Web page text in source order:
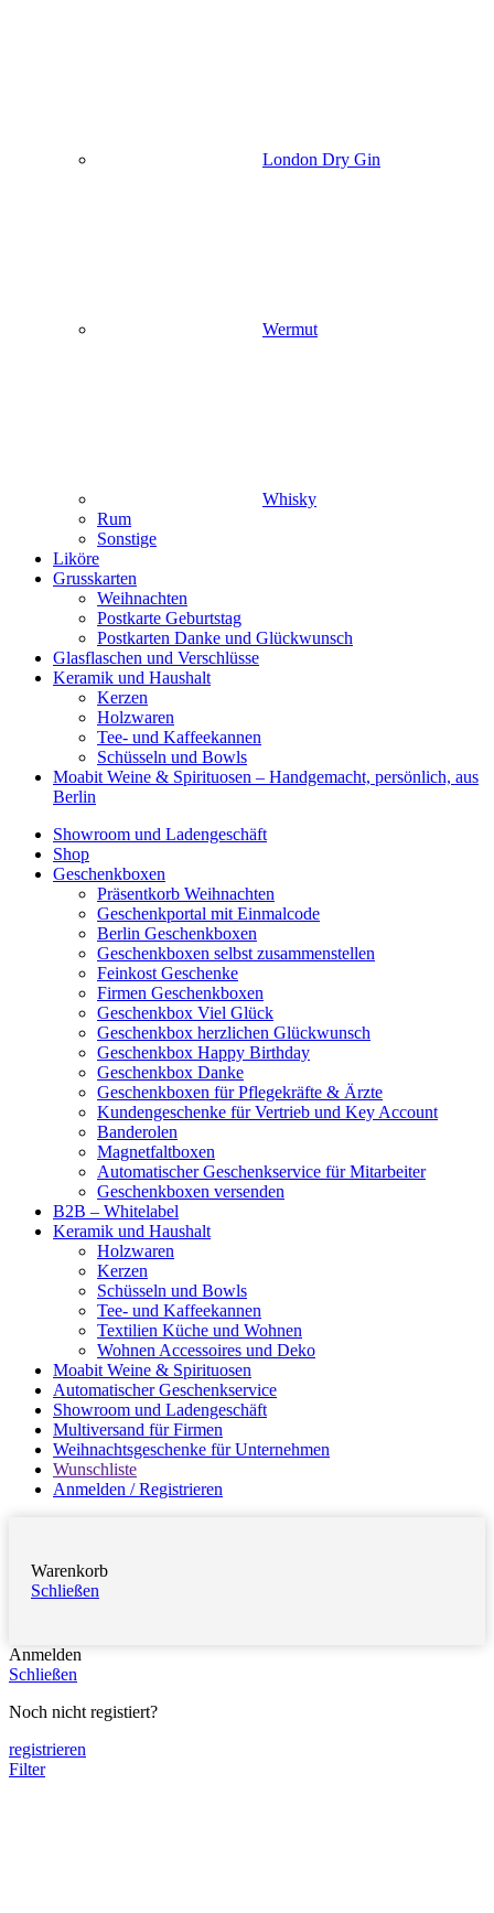
London Dry Gin
Wermut
Whisky
Rum
Sonstige
Liköre
Grusskarten
Weihnachten
Postkarte Geburtstag
Postkarten Danke und Glückwunsch
Glasflaschen und Verschlüsse
Keramik und Haushalt
Kerzen
Holzwaren
Tee- und Kaffeekannen
Schüsseln und Bowls
Moabit Weine & Spirituosen – Handgemacht, persönlich, aus
Berlin
Showroom und Ladengeschäft
Shop
Geschenkboxen
Präsentkorb Weihnachten
Geschenkportal mit Einmalcode
Berlin Geschenkboxen
Geschenkboxen selbst zusammenstellen
Feinkost Geschenke
Firmen Geschenkboxen
Geschenkbox Viel Glück
Geschenkbox herzlichen Glückwunsch
Geschenkbox Happy Birthday
Geschenkbox Danke
Geschenkboxen für Pflegekräfte & Ärzte
Kundengeschenke für Vertrieb und Key Account
Banderolen
Magnetfaltboxen
Automatischer Geschenkservice für Mitarbeiter
Geschenkboxen versenden
B2B – Whitelabel
Keramik und Haushalt
Holzwaren
Kerzen
Schüsseln und Bowls
Tee- und Kaffeekannen
Textilien Küche und Wohnen
Wohnen Accessoires und Deko
Moabit Weine & Spirituosen
Automatischer Geschenkservice
Showroom und Ladengeschäft
Multiversand für Firmen
Weihnachtsgeschenke für Unternehmen
Wunschliste
Anmelden / Registrieren
Warenkorb
Schließen
Anmelden
Schließen
Noch nicht registiert?
registrieren
Filter